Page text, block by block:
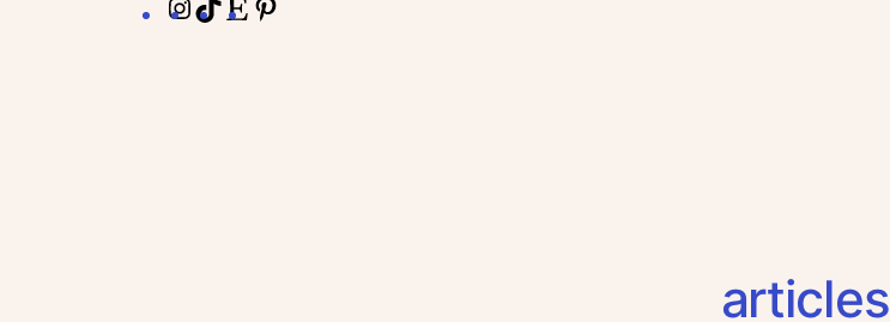
Instagram
TikTok
Etsy
articles